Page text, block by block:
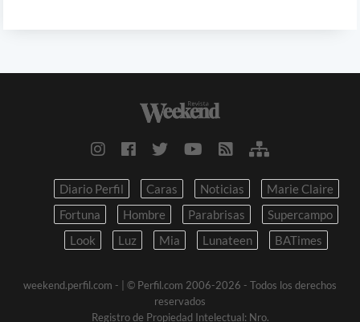
Diario Perfil Caras Noticias
Marie Claire
Fortuna
Hombre Parabrisas
Supercampo
Look
Luz Mia Lunateen BATimes
weekend.perfil.com -
| © Perfil.com 2006-2026 - Todos los derechos
reservados
Registro de Propiedad Intelectual: Nro.